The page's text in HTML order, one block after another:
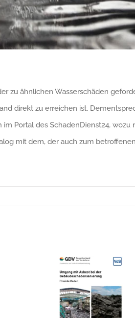
zu ähnlichen Wasserschäden
direkt zu erreichen ist.
Portal des SchadenDienst24, wozu
mit dem, der auch zum